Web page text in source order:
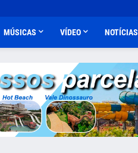
MÚSICAS VÍDEO NOTÍCIAS